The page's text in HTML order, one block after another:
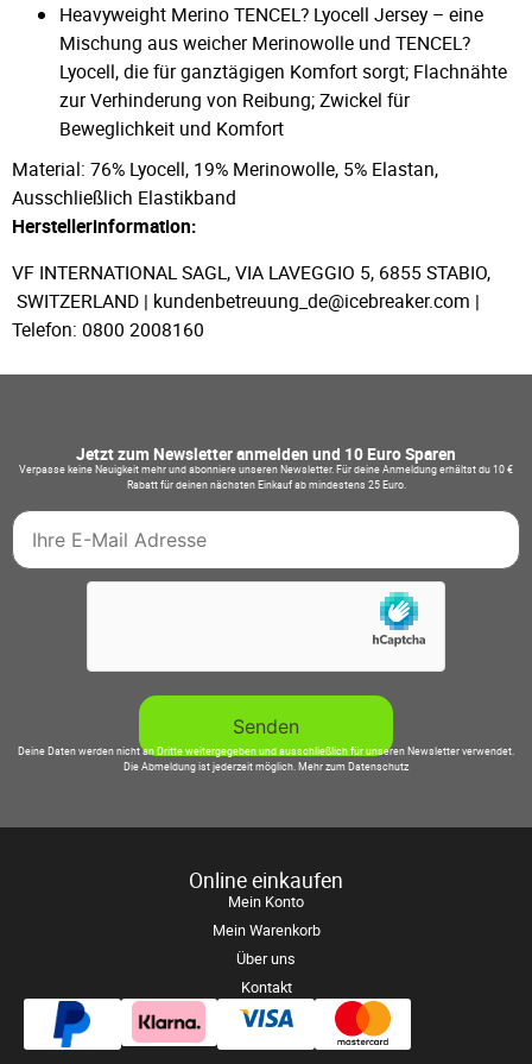
Heavyweight Merino TENCEL? Lyocell Jersey – eine
Mischung aus weicher Merinowolle und TENCEL?
Lyocell, die für ganztägigen Komfort sorgt; Flachnähte
zur Verhinderung von Reibung; Zwickel für
Beweglichkeit und Komfort
Material: 76% Lyocell, 19% Merinowolle, 5% Elastan,
Ausschließlich Elastikband
Herstellerinformation:
VF INTERNATIONAL SAGL, VIA LAVEGGIO 5, 6855 STABIO,
SWITZERLAND | kundenbetreuung_de@icebreaker.com |
Telefon: 0800 2008160
Jetzt zum Newsletter anmelden und 10 Euro Sparen
Verpasse keine Neuigkeit mehr und abonniere unseren Newsletter. Für deine Anmeldung erhältst du 10 €
Rabatt für deinen nächsten Einkauf ab mindestens 25 Euro.
Deine Daten werden nicht an Dritte weitergegeben und ausschließlich für unseren Newsletter verwendet.
Die Abmeldung ist jederzeit möglich.Mehr zum Datenschutz
Online einkaufen
Mein Konto
Mein Warenkorb
Über uns
Kontakt